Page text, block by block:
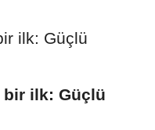
bir ilk: Güçlü